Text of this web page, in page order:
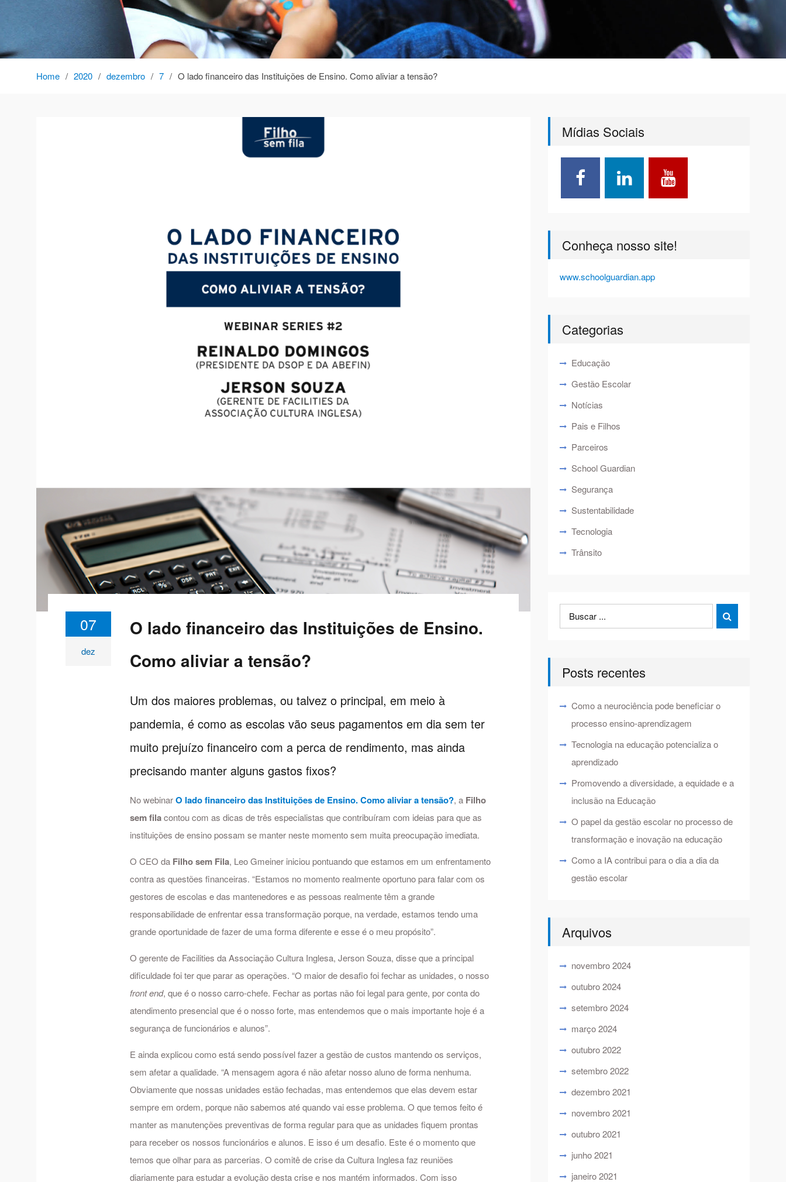
Home 2020 dezembro 7 O lado financeiro das Instituições de Ensino. Como aliviar a tensão?
O lado financeiro das Instituições de Ensino.
Como aliviar a tensão?
07
dez
Um dos maiores problemas, ou talvez o principal, em meio à
pandemia, é como as escolas vão seus pagamentos em dia sem ter
muito prejuízo financeiro com a perca de rendimento, mas ainda
precisando manter alguns gastos fixos?
No webinarO lado financeiro das Instituições de Ensino. Como aliviar a tensão?, a Filho
sem filacontou com as dicas de três especialistas que contribuíram com ideias para que as
instituições de ensino possam se manter neste momento sem muita preocupação imediata.
O CEO da Filho sem Fila, Leo Gmeiner iniciou pontuando que estamos em um enfrentamento
contra as questões financeiras. “Estamos no momento realmente oportuno para falar com os
gestores de escolas e das mantenedores e as pessoas realmente têm a grande
responsabilidade de enfrentar essa transformação porque, na verdade, estamos tendo uma
grande oportunidade de fazer de uma forma diferente e esse é o meu propósito”.
O gerente de Facilities da Associação Cultura Inglesa, Jerson Souza, disse que a principal
dificuldade foi ter que parar as operações. “O maior de desafio foi fechar as unidades, o nosso
front end, que é o nosso carro-chefe. Fechar as portas não foi legal para gente, por conta do
atendimento presencial que é o nosso forte, mas entendemos que o mais importante hoje é a
segurança de funcionários e alunos”.
E ainda explicou como está sendo possível fazer a gestão de custos mantendo os serviços,
sem afetar a qualidade. “A mensagem agora é não afetar nosso aluno de forma nenhuma.
Obviamente que nossas unidades estão fechadas, mas entendemos que elas devem estar
sempre em ordem, porque não sabemos até quando vai esse problema. O que temos feito é
manter as manutenções preventivas de forma regular para que as unidades fiquem prontas
para receber os nossos funcionários e alunos. E isso é um desafio. Este é o momento que
temos que olhar para as parcerias. O comitê de crise da Cultura Inglesa faz reuniões
diariamente para estudar a evolução desta crise e nos mantém informados. Com isso
Mídias Sociais
Conheça nosso site!
www.schoolguardian.app
Categorias
Educação
Gestão Escolar
Notícias
Pais e Filhos
Parceiros
School Guardian
Segurança
Sustentabilidade
Tecnologia
Trânsito
Search
for:

Posts recentes
Como a neurociência pode beneficiar o
processo ensino-aprendizagem
Tecnologia na educação potencializa o
aprendizado
Promovendo a diversidade, a equidade e a
inclusão na Educação
O papel da gestão escolar no processo de
transformação e inovação na educação
Como a IA contribui para o dia a dia da
gestão escolar
Arquivos
novembro 2024
outubro 2024
setembro 2024
março 2024
outubro 2022
setembro 2022
dezembro 2021
novembro 2021
outubro 2021
junho 2021
janeiro 2021